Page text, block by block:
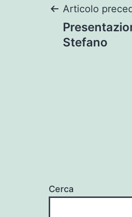
articoli
Articolo
Stefano
Cerca